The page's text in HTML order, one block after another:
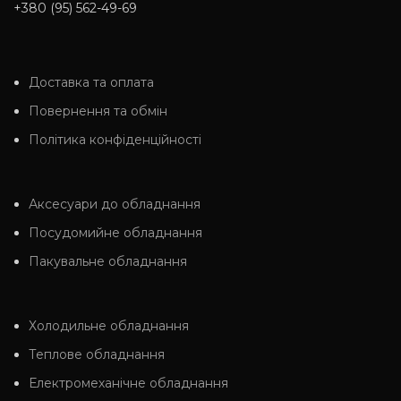
+380 (95) 562-49-69
Доставка та оплата
Повернення та обмін
Політика конфіденційності
Аксесуари до обладнання
Посудомийне обладнання
Пакувальне обладнання
Холодильне обладнання
Теплове обладнання
Електромеханічне обладнання